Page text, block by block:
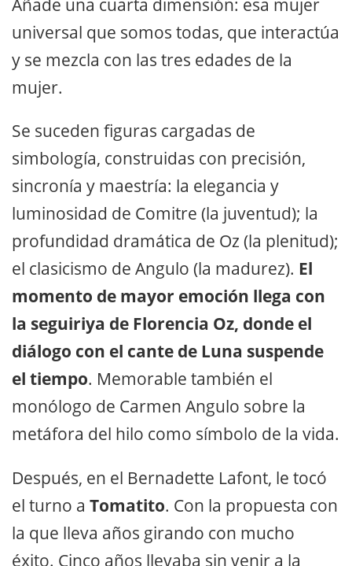
universal que somos todas, que interactúa
y se mezcla con las tres edades de la
mujer.
Se suceden figuras cargadas de
simbología, construidas con precisión,
sincronía y maestría: la elegancia y
luminosidad de Comitre (la juventud); la
profundidad dramática de Oz (la plenitud);
el clasicismo de Angulo (la madurez). El
momento de mayor emoción llega con
la seguiriya de Florencia Oz, donde el
diálogo con el cante de Luna suspende
el tiempo. Memorable también el
monólogo de Carmen Angulo sobre la
metáfora del hilo como símbolo de la vida.
Después, en el Bernadette Lafont, le tocó
el turno a Tomatito. Con la propuesta con
la que lleva años girando con mucho
éxito. Cinco años llevaba sin venir a la